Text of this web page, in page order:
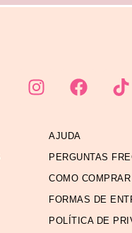
AJUDA
PERGUNTAS
COMO COMPRAR
FORMAS DE
POLÍTICA DE